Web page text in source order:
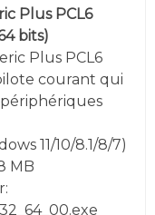
Plus PCL6
bits)
Plus PCL6
courant qui
11/10/8.1/8/7)
MB